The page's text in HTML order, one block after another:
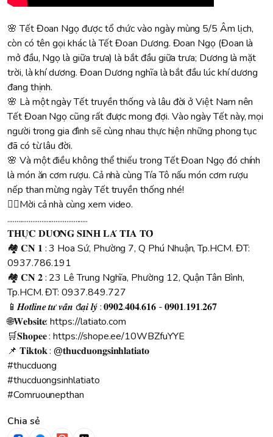
🌸 Tết Đoan Ngọ được tổ chức vào ngày mùng 5/5 Âm lịch,
còn có tên gọi khác là Tết Đoan Dương. Đoan Ngọ (Đoan là
mở đầu, Ngọ là giữa trưa) là bắt đầu giữa trưa; Dương là mặt
trời, là khí dương. Đoan Dương nghĩa là bắt đầu lúc khí dương
đang thịnh.
🌸 Là một ngày Tết truyền thống và lâu đời ở Việt Nam nên
Tết Đoan Ngọ cũng rất được mong đợi. Vào ngày Tết này, mọi
người trong gia đình sẽ cùng nhau thực hiện những phong tục
đã có từ lâu đời.
🌸 Và một điều không thể thiếu trong Tết Đoan Ngọ đó chính
là món ăn cơm rượu. Cả nhà cùng Tía Tô nấu món cơm rượu
nếp than mừng ngày Tết truyền thống nhé!
💁‍♀️Mời cả nhà cùng xem video.
.............................................
𝐓𝐇𝐔̛̣𝐂 𝐃𝐔̛𝐎̛̃𝐍𝐆 𝐒𝐈𝐍𝐇 𝐋𝐀́ 𝐓𝐈́𝐀 𝐓𝐎̂
🏘 𝐂𝐍 𝟏 : 3 Hoa Sứ, Phường 7, Q Phú Nhuận, Tp.HCM. ĐT:
0937.786.191
🏘 𝐂𝐍 𝟐 : 23 Lê Trung Nghĩa, Phường 12, Quận Tân Bình,
Tp.HCM. ĐT: 0937.849.727
📱𝑯𝒐𝒕𝒍𝒊𝒏𝒆 𝒕𝒖̛ 𝒗𝒂̂́𝒏 đ𝒂̣𝒊 𝒍𝒚́ : 𝟎𝟗𝟎𝟐.𝟒𝟎𝟒.𝟔𝟏𝟔 - 𝟎𝟗𝟎𝟏.𝟏𝟗𝟏.𝟐𝟔𝟕
🌐𝐖𝐞𝐛𝐬𝐢𝐭𝐞:https://latiato.com
🛒𝐒𝐡𝐨𝐩𝐞𝐞 :https://shope.ee/10WBZfuYYE
📌 𝐓𝐢𝐤𝐭𝐨𝐤 : @𝐭𝐡𝐮𝐜𝐝𝐮𝐨𝐧𝐠𝐬𝐢𝐧𝐡𝐥𝐚𝐭𝐢𝐚𝐭𝐨
#thucduong
#thucduongsinhlatiato
#Comruounepthan
Chia sẻ